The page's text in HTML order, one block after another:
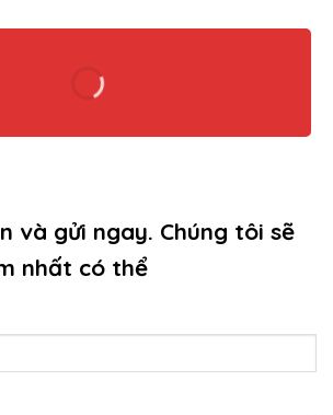
và gửi ngay. Chúng tôi sẽ
nhất có thể